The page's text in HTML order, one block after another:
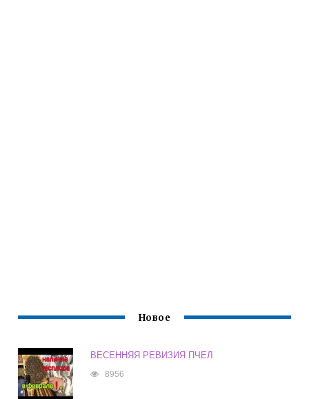
Новое
ВЕСЕННЯЯ РЕВИЗИЯ ПЧЕЛ
8956